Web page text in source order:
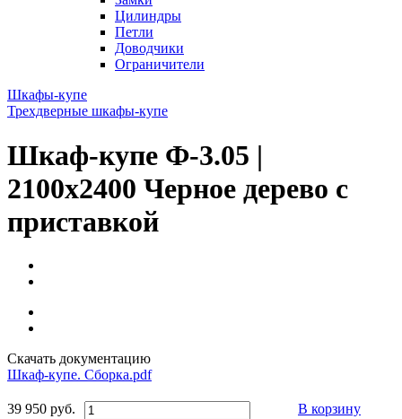
Цилиндры
Петли
Доводчики
Ограничители
Шкафы-купе
Трехдверные шкафы-купе
Шкаф-купе Ф-3.05 |
2100x2400 Черное дерево с
приставкой
Скачать документацию
Шкаф-купе. Сборка.pdf
39 950 руб.
В корзину